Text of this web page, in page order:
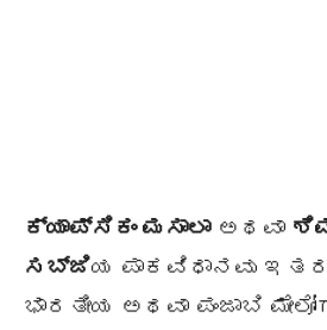
ಕ್ಯಾಪ್ಸಿಕಂ ಮಸಾಲಾಅಥವಾ
ಸಬ್ಜಿಯ ಪಾಕವಿಧಾನವು
ಭಾರತೀಯ ಅಥವಾ ಪಂಜಾಬಿ